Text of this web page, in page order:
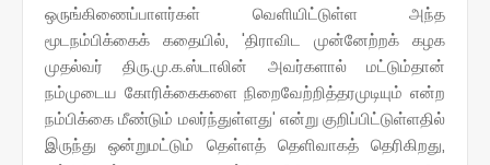
ஒருங்கிணைப்பாளர்கள் வெளியிட்டுள்ள அந்த
மூடநம்பிக்கைக் கதையில், 'திராவிட முன்னேற்றக் கழக
முதல்வர் திரு.மு.க.ஸ்டாலின் அவர்களால் மட்டும்தான்
நம்முடைய கோரிக்கைகளை நிறைவேற்றித்தரமுடியும் என்ற
நம்பிக்கை மீண்டும் மலர்ந்துள்ளது' என்று குறிப்பிட்டுள்ளதில்
இருந்து ஒன்றுமட்டும் தெள்ளத் தெளிவாகத் தெரிகிறது,